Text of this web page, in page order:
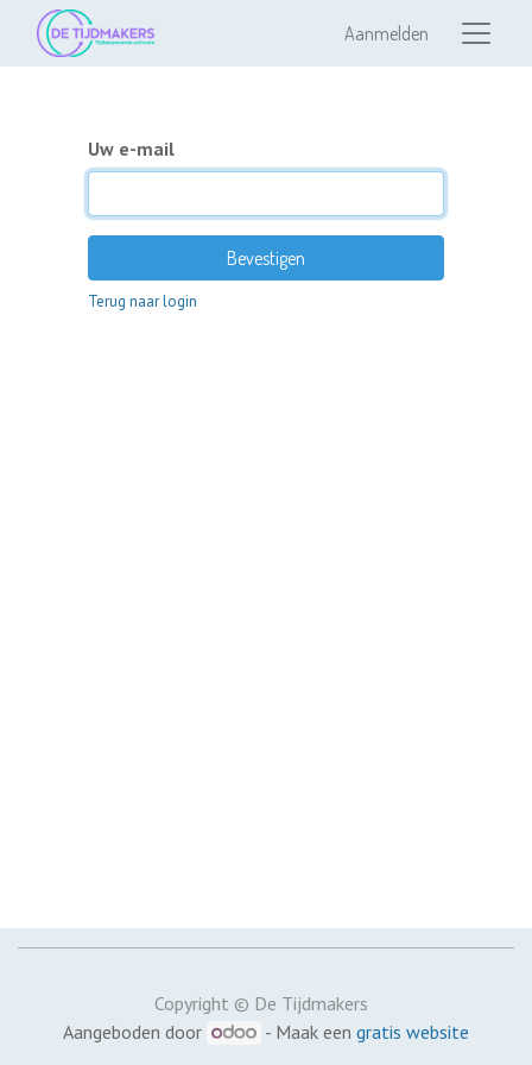
Aanmelden
Uw e-mail
Bevestigen
Terug naar login
Copyright © De Tijdmakers
Aangeboden door
- Maak eengratis website